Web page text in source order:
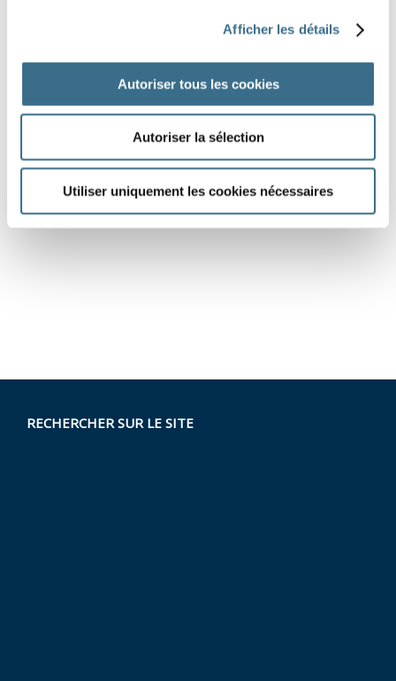
Afficher les détails
Autoriser tous les cookies
Autoriser la sélection
Utiliser uniquement les cookies nécessaires
RECHERCHER SUR LE SITE